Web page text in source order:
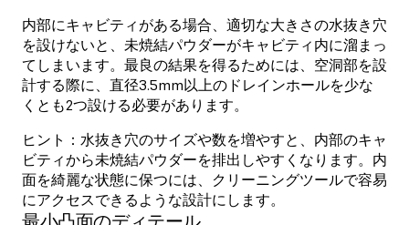
内部にキャビティがある場合、適切な大きさの水抜き穴
を設けないと、未焼結パウダーがキャビティ内に溜まっ
てしまいます。最良の結果を得るためには、空洞部を設
計する際に、直径3.5mm以上のドレインホールを少な
くとも2つ設ける必要があります。
ヒント：水抜き穴のサイズや数を増やすと、内部のキャ
ビティから未焼結パウダーを排出しやすくなります。内
面を綺麗な状態に保つには、クリーニングツールで容易
にアクセスできるような設計にします。